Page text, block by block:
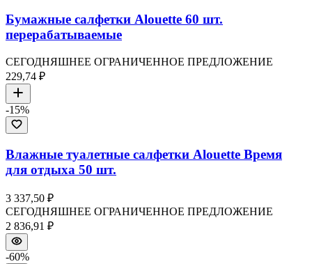
Бумажные салфетки Alouette 60 шт.
перерабатываемые
СЕГОДНЯШНЕЕ ОГРАНИЧЕННОЕ ПРЕДЛОЖЕНИЕ
229,74 ₽
-15%
Влажные туалетные салфетки Alouette Время
для отдыха 50 шт.
3 337,50 ₽
СЕГОДНЯШНЕЕ ОГРАНИЧЕННОЕ ПРЕДЛОЖЕНИЕ
2 836,91 ₽
-60%